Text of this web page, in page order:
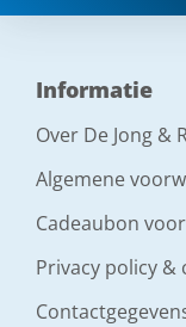
Informatie
Over De Jong &
Algemene
Cadeaubon
Privacy policy &